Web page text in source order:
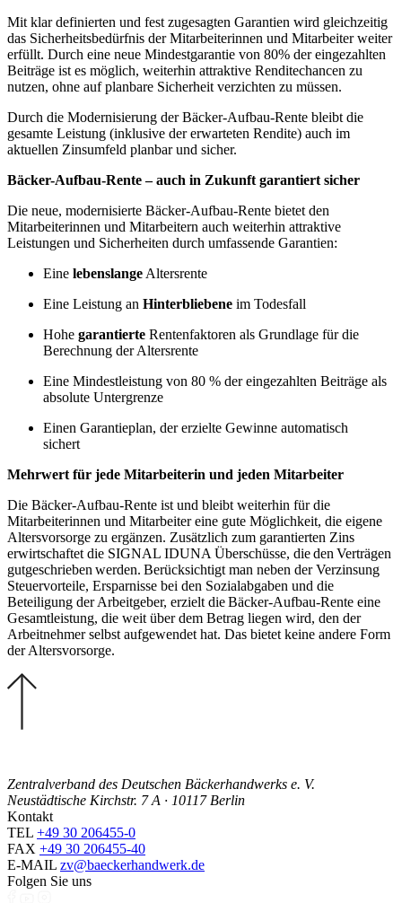
Mit klar definierten und fest zugesagten Garantien wird gleichzeitig
das Sicherheitsbedürfnis der Mitarbeiterinnen und Mitarbeiter weiter
erfüllt. Durch eine neue Mindestgarantie von 80% der eingezahlten
Beiträge ist es möglich, weiterhin attraktive Renditechancen zu
nutzen, ohne auf planbare Sicherheit verzichten zu müssen.
Durch die Modernisierung der Bäcker-Aufbau-Rente bleibt die
gesamte Leistung (inklusive der erwarteten Rendite) auch im
aktuellen Zinsumfeld planbar und sicher.
Bäcker-Aufbau-Rente – auch in Zukunft garantiert sicher
Die neue, modernisierte Bäcker-Aufbau-Rente bietet den
Mitarbeiterinnen und Mitarbeitern auch weiterhin attraktive
Leistungen und Sicherheiten durch umfassende Garantien:
Eine lebenslange Altersrente
Eine Leistung an Hinterbliebene im Todesfall
Hohe garantierte Rentenfaktoren als Grundlage für die
Berechnung der Altersrente
Eine Mindestleistung von 80 % der eingezahlten Beiträge als
absolute Untergrenze
Einen Garantieplan, der erzielte Gewinne automatisch
sichert
Mehrwert für jede Mitarbeiterin und jeden Mitarbeiter
Die Bäcker-Aufbau-Rente ist und bleibt weiterhin für die
Mitarbeiterinnen und Mitarbeiter eine gute Möglichkeit, die eigene
Altersvorsorge zu ergänzen. Zusätzlich zum garantierten Zins
erwirtschaftet die SIGNAL IDUNA Überschüsse, die den Verträgen
gutgeschrieben werden. Berücksichtigt man neben der Verzinsung
Steuervorteile, Ersparnisse bei den Sozialabgaben und die
Beteiligung der Arbeitgeber, erzielt die Bäcker-Aufbau-Rente eine
Gesamtleistung, die weit über dem Betrag liegen wird, den der
Arbeitnehmer selbst aufgewendet hat. Das bietet keine andere Form
der Altersvorsorge.
Zentralverband des Deutschen Bäckerhandwerks e. V.
Neustädtische Kirchstr. 7 A · 10117 Berlin
Kontakt
TEL +49 30 206455-0
FAX +49 30 206455-40
E-MAIL zv@baeckerhandwerk.de
Folgen Sie uns